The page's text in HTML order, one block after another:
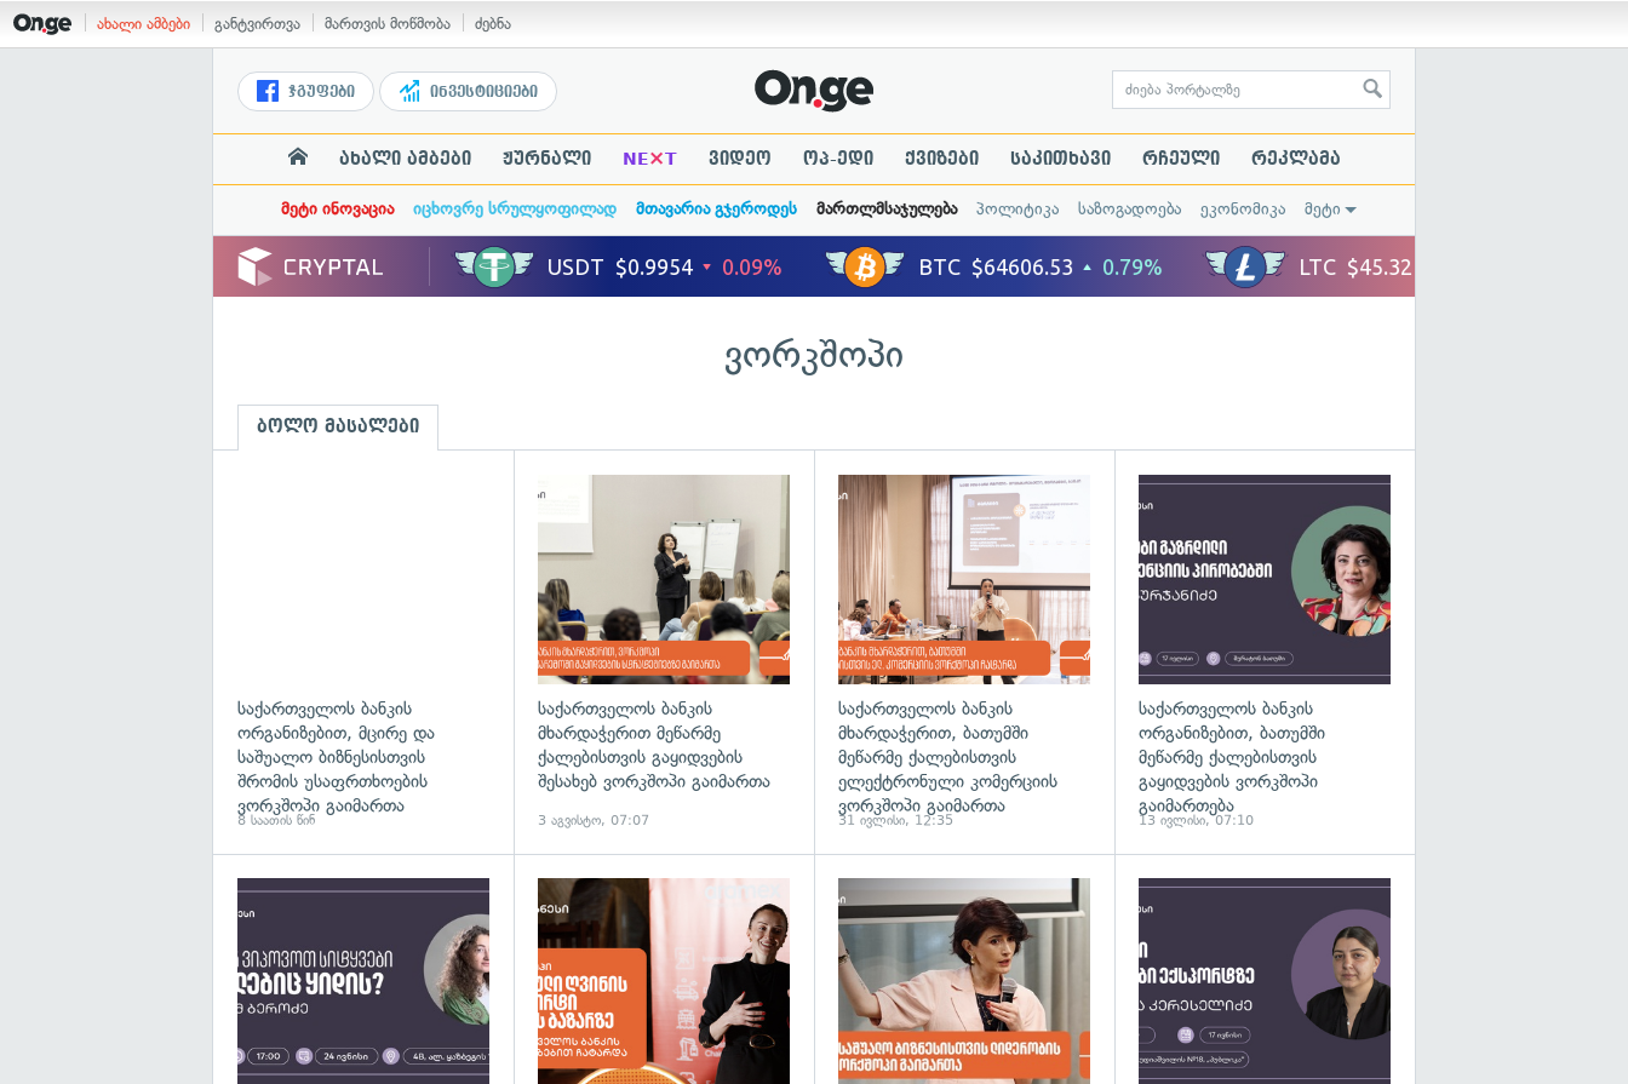
ახალი ამბები განტვირთვა მართვის მოწმობა ძებნა
ჯგუფები ინვესტიციები
ახალი ამბები ჟურნალი NE×T ვიდეო ოპ-ედი ქვიზები საკითხავი რჩეული რეკლამა
მეტი ინოვაცია იცხოვრე სრულყოფილად მთავარია გჯეროდეს მართლმსაჯულება პოლიტიკა საზოგადოება ეკონომიკა მეტი
ვორკშოპი
ბოლო მასალები
საქართველოს ბანკის
ორგანიზებით, მცირე და
საშუალო ბიზნესისთვის
შრომის უსაფრთხოების
ვორკშოპი გაიმართა
8 საათის წინ
საქართველოს ბანკის
მხარდაჭერით მეწარმე
ქალებისთვის გაყიდვების
შესახებ ვორკშოპი გაიმართა
3 აგვისტო, 07:07
საქართველოს ბანკის
მხარდაჭერით, ბათუმში
მეწარმე ქალებისთვის
ელექტრონული კომერციის
ვორკშოპი გაიმართა
31 ივლისი, 12:35
საქართველოს ბანკის
ორგანიზებით, ბათუმში
მეწარმე ქალებისთვის
გაყიდვების ვორკშოპი
გაიმართება
13 ივლისი, 07:10